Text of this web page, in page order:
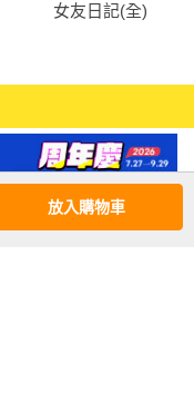
女友日記(全)
放入購物車